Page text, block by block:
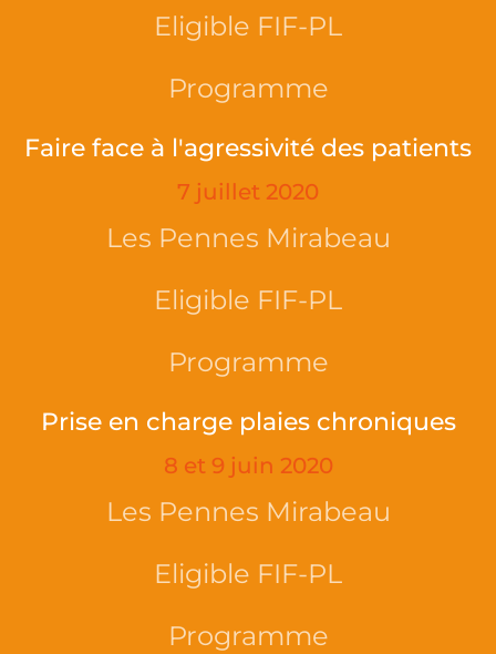
Eligible FIF-PL
Programme
Faire face à l'agressivité des patients
7 juillet 2020
Les Pennes Mirabeau
Eligible FIF-PL
Programme
Prise en charge plaies chroniques
8 et 9 juin 2020
Les Pennes Mirabeau
Eligible FIF-PL
Programme